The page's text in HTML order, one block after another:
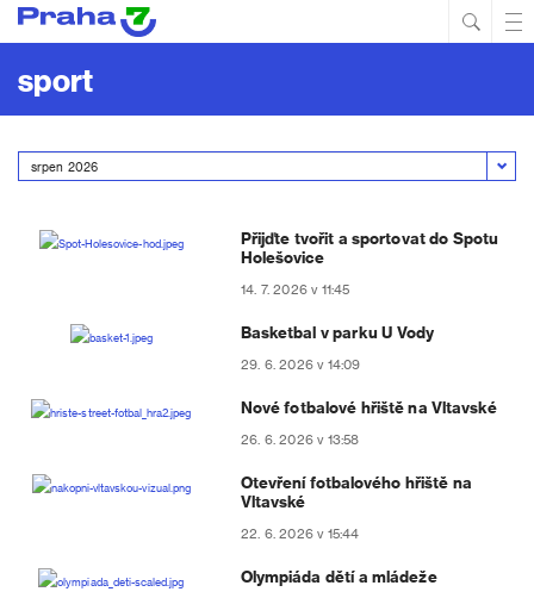
sport
Přijďte tvořit a sportovat do Spotu
Holešovice
14. 7. 2026 v 11:45
Basketbal v parku U Vody
29. 6. 2026 v 14:09
Nové fotbalové hřiště na Vltavské
26. 6. 2026 v 13:58
Otevření fotbalového hřiště na
Vltavské
22. 6. 2026 v 15:44
Olympiáda dětí a mládeže